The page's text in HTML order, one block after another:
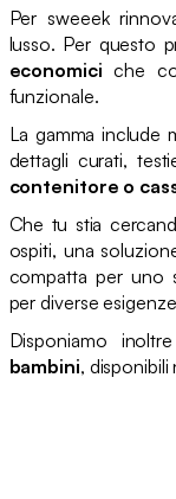
Per sweeek
lusso. Per questo
economici che
funzionale.
La gamma include
dettagli curati,
contenitore o
Che tu stia
ospiti, una
compatta per uno
per diverse
Disponiamo
bambini,